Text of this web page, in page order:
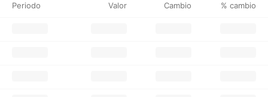
Periodo Valor Cambio % cambio